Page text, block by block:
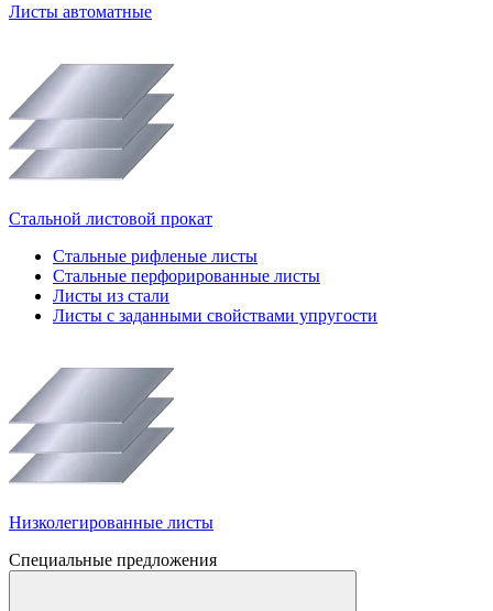
Листы автоматные
Стальной листовой прокат
Стальные рифленые листы
Стальные перфорированные листы
Листы из стали
Листы с заданными свойствами упругости
Низколегированные листы
Специальные предложения